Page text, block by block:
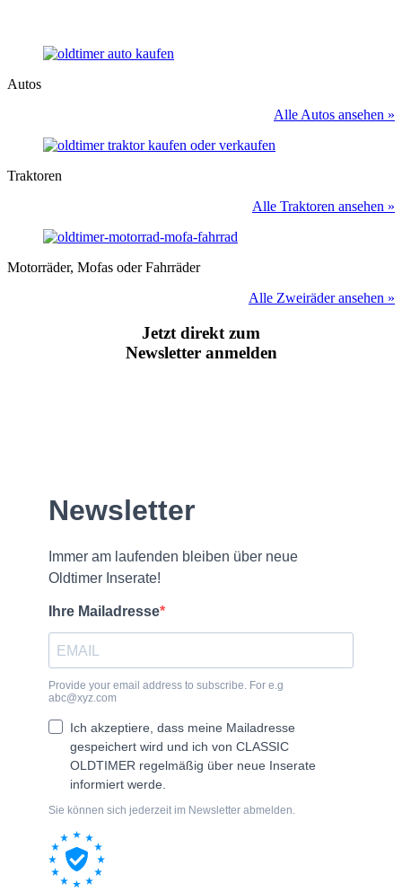
Autos
Alle Autos ansehen »
Traktoren
Alle Traktoren ansehen »
Motorräder, Mofas oder Fahrräder
Alle Zweiräder ansehen »
Jetzt direkt zum
Newsletter anmelden